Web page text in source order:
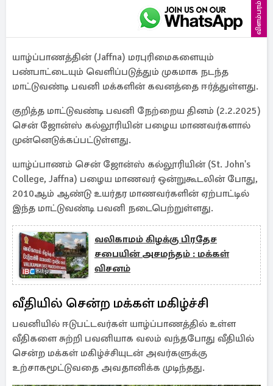
விளம்பரம்
யாழ்ப்பாணத்தின் (Jaffna) மரபுரிமைகளையும்
பண்பாட்டையும் வெளிப்படுத்தும் முகமாக நடந்த
மாட்டுவண்டி பவனி மக்களின் கவனத்தை ஈர்த்துள்ளது.
குறித்த மாட்டுவண்டி பவனி நேற்றைய தினம் (2.2.2025)
சென் ஜோன்ஸ் கல்லூரியின் பழைய மாணவர்களால்
முன்னெடுக்கப்பட்டுள்ளது.
யாழ்ப்பாணம் சென் ஜோன்ஸ் கல்லூரியின் (St. John's
College, Jaffna) பழைய மாணவர் ஒன்றுகூடலின் போது,
2010ஆம் ஆண்டு உயர்தர மாணவர்களின் ஏற்பாட்டில்
இந்த மாட்டுவண்டி பவனி நடைபெற்றுள்ளது.
வலிகாமம் கிழக்கு பிரதேச
சபையின் அசமந்தம் : மக்கள்
விசனம்
வீதியில் சென்ற மக்கள் மகிழ்ச்சி
பவனியில் ஈடுபட்டவர்கள் யாழ்ப்பாணத்தில் உள்ள
வீதிகளை சுற்றி பவனியாக வலம் வந்தபோது வீதியில்
சென்ற மக்கள் மகிழ்ச்சியுடன் அவர்களுக்கு
உற்சாகமூட்டுவதை அவதானிக்க முடிந்தது.